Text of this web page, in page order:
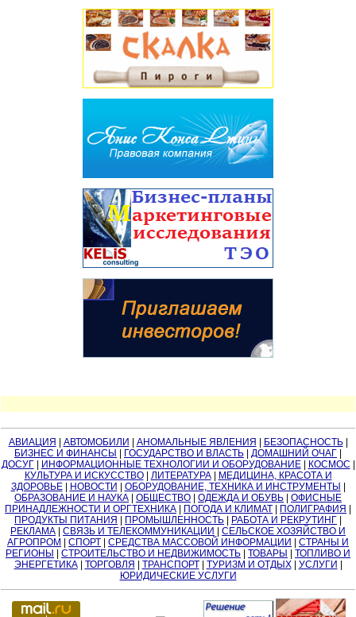
АВИАЦИЯ АВТОМОБИЛИ АНОМАЛЬНЫЕ ЯВЛЕНИЯ БЕЗОПАСНОСТЬ|
БИЗНЕС И ФИНАНСЫ
ГОСУДАРСТВО И ВЛАСТЬ ДОМАШНИЙ ОЧАГ
ДОСУГ| ИНФОРМАЦИОННЫЕ ТЕХНОЛОГИИ И ОБОРУДОВАНИЕ| КОСМОС
КУЛЬТУРА И ИСКУССТВО| ЛИТЕРАТУРА|
МЕДИЦИНА, КРАСОТА И
ЗДОРОВЬЕ| НОВОСТИ ОБОРУДОВАНИЕ, ТЕХНИКА И ИНСТРУМЕНТЫ
ОБРАЗОВАНИЕ И НАУКА
ОБЩЕСТВО ОДЕЖДА И ОБУВЬ
ОФИСНЫЕ
ПРИНАДЛЕЖНОСТИ И ОРГТЕХНИКА
ПОГОДА И КЛИМАТ ПОЛИГРАФИЯ
ПРОДУКТЫ ПИТАНИЯ
ПРОМЫШЛЕННОСТЬ РАБОТА И РЕКРУТИНГ
РЕКЛАМА
СВЯЗЬ И ТЕЛЕКОММУНИКАЦИИ
СЕЛЬСКОЕ ХОЗЯЙСТВО И
АГРОПРОМ
СПОРТ СРЕДСТВА МАССОВОЙ ИНФОРМАЦИИ
СТРАНЫ И
РЕГИОНЫ
СТРОИТЕЛЬСТВО И НЕДВИЖИМОСТЬ ТОВАРЫ
ТОПЛИВО И
ЭНЕРГЕТИКА| ТОРГОВЛЯ ТРАНСПОРТ| ТУРИЗМ И ОТДЫХ| УСЛУГИ
ЮРИДИЧЕСКИЕ УСЛУГИ